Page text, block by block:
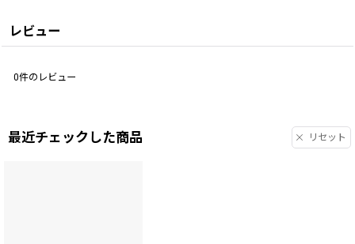
レビュー
0件のレビュー
最近チェックした商品 リセット